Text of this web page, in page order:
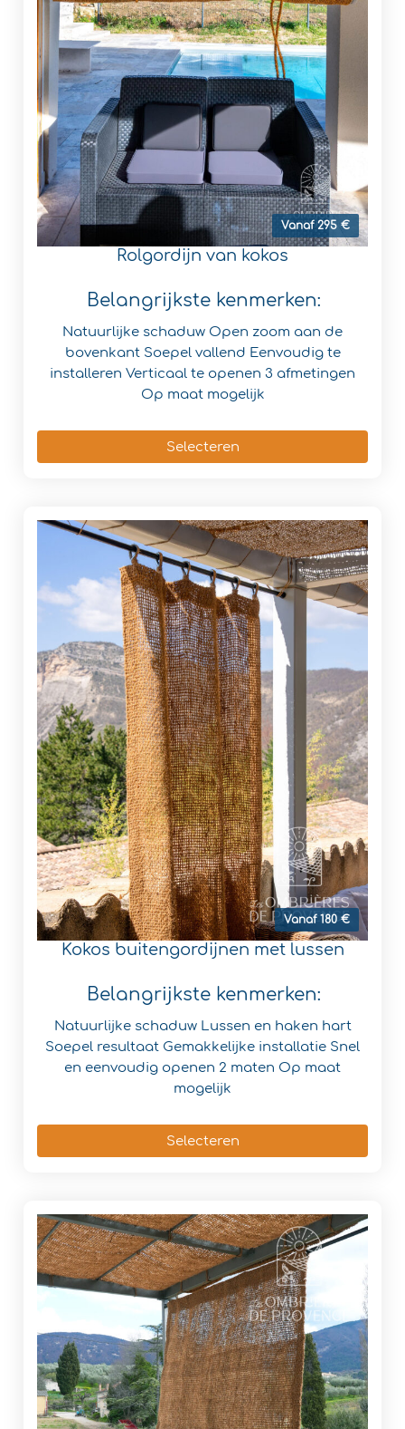
Vanaf 295 €
Rolgordijn van kokos
Belangrijkste kenmerken:
Natuurlijke schaduw Open zoom aan de
bovenkant Soepel vallend Eenvoudig te
installeren Verticaal te openen 3 afmetingen
Op maat mogelijk
Selecteren
Vanaf 180 €
Kokos buitengordijnen met lussen
Belangrijkste kenmerken:
Natuurlijke schaduw Lussen en haken hart
Soepel resultaat Gemakkelijke installatie Snel
en eenvoudig openen 2 maten Op maat
mogelijk
Selecteren